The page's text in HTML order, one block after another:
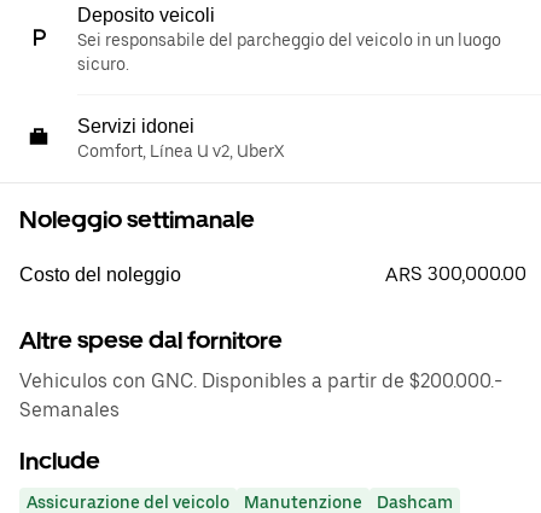
Deposito veicoli
Sei responsabile del parcheggio del veicolo in un luogo
sicuro.
Servizi idonei
Comfort, Línea U v2, UberX
Noleggio settimanale
Costo del noleggio ARS 300,000.00
Altre spese dal fornitore
Vehiculos con GNC. Disponibles a partir de $200.000.-
Semanales
Include
Assicurazione del veicolo Manutenzione
Dashcam